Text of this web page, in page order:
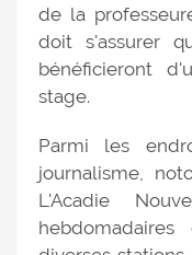
de la
doit s'assurer
bénéficieront
stage.
Parmi les
journalisme,
L'Acadie